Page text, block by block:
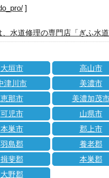
]
水道修理の専門店「ぎふ水
大垣市 高山市
津川市 美濃市
恵那市 美濃加茂
可児市 山県市
本巣市 郡上市
羽島郡 養老郡
揖斐郡 本巣郡
大野郡